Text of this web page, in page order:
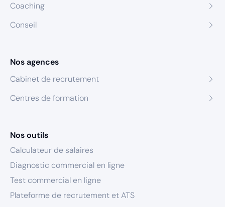
Coaching
Conseil
Nos agences
Cabinet de recrutement
Centres de formation
Nos outils
Calculateur de salaires
Diagnostic commercial en ligne
Test commercial en ligne
Plateforme de recrutement et ATS